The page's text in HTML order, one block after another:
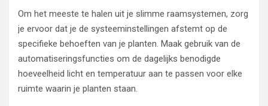
Om het meeste te halen uit je slimme raamsystemen, zorg
je ervoor dat je de systeeminstellingen afstemt op de
specifieke behoeften van je planten. Maak gebruik van de
automatiseringsfuncties om de dagelijks benodigde
hoeveelheid licht en temperatuur aan te passen voor elke
ruimte waarin je planten staan.